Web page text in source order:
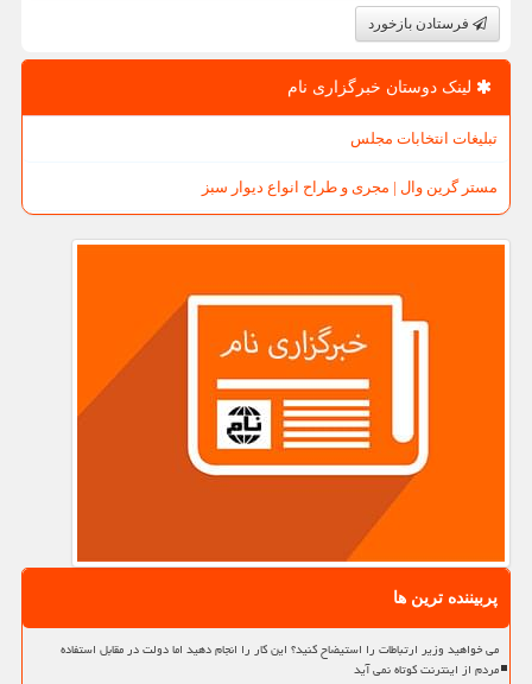
فرستادن بازخورد
لینک دوستان خبرگزاری نام
تبلیغات انتخابات مجلس
مستر گرین وال | مجری و طراح انواع دیوار سبز
پربیننده ترین ها
می خواهید وزیر ارتباطات را استیضاح کنید؟ این کار را انجام دهید اما دولت در مقابل استفاده
مردم از اینترنت کوتاه نمی آید